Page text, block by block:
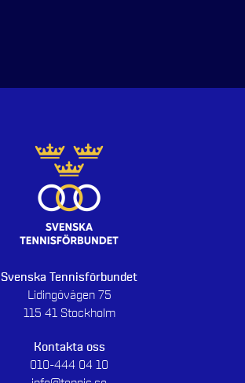
Svenska Tennisförbundet
Lidingövägen 75
115 41 Stockholm
Kontakta oss
010-444 04 10